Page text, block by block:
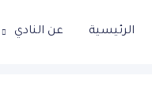
الرئيسية عن النادي